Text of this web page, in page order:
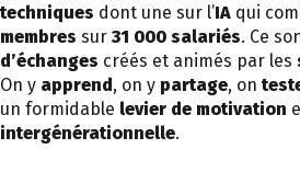
techniques dont une sur l’IA qui
membres sur 31 000 salariés. Ce
d’échanges créés et animés par les
On y apprend, on y partage, on
un formidable levier de motivation
intergénérationnelle.